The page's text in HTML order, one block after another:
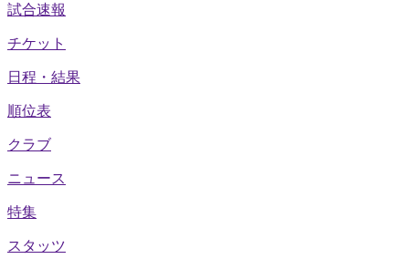
試合速報
チケット
日程・結果
順位表
クラブ
ニュース
特集
スタッツ